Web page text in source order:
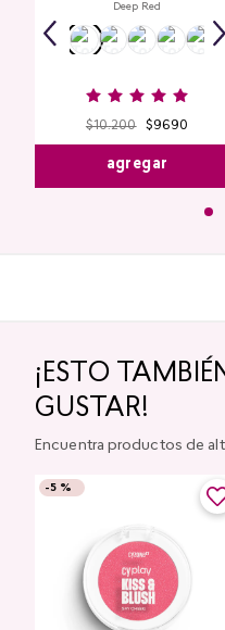
Deep Red
$10.200 $9690
agregar
¡ESTO
GUSTAR!
Encuentra productos de
-5 %